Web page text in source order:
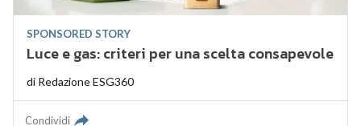
SPONSORED STORY
Luce e gas: criteri per una scelta consapevole
di Redazione ESG360
Condividi